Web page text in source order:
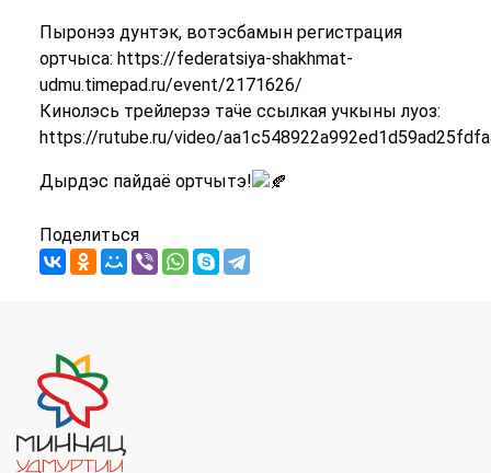
Пыронэз дунтэк, вотэсбамын регистрация
ортчыса: https://federatsiya-shakhmat-
udmu.timepad.ru/event/2171626/
Кинолэсь трейлерзэ таӵе ссылкая учкыны луоз:
https://rutube.ru/video/
Дырдэс пайдаё ортчытэ!
Поделиться